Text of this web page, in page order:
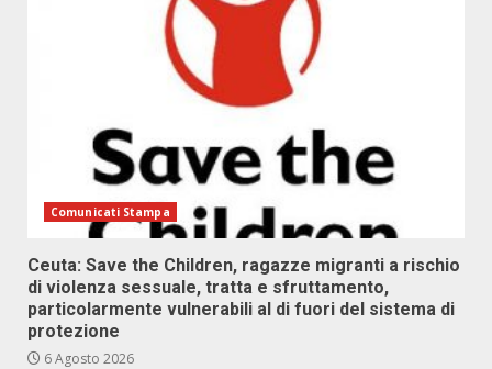
Comunicati Stampa
Ceuta: Save the Children, ragazze migranti a rischio
di violenza sessuale, tratta e sfruttamento,
particolarmente vulnerabili al di fuori del sistema di
protezione
6 Agosto 2026